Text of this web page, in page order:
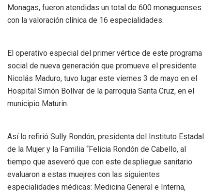
Monagas, fueron atendidas un total de 600 monaguenses
con la valoración clínica de 16 especialidades.
El operativo especial del primer vértice de este programa
social de nueva generación que promueve el presidente
Nicolás Maduro, tuvo lugar este viernes 3 de mayo en el
Hospital Simón Bolívar de la parroquia Santa Cruz, en el
municipio Maturín.
Así lo refirió Sully Rondón, presidenta del Instituto Estadal
de la Mujer y la Familia “Felicia Rondón de Cabello, al
tiempo que aseveró que con este despliegue sanitario
evaluaron a estas muejres con las siguientes
especialidades médicas: Medicina General e Interna,